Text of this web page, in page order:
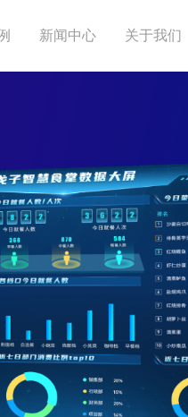
新闻中心 关于我们